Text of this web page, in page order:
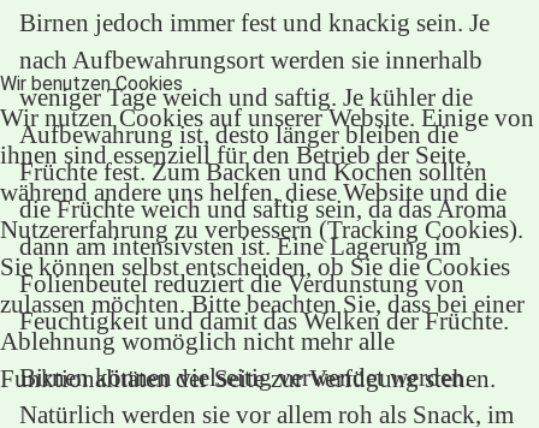
Birnen jedoch immer fest und knackig sein. Je
nach Aufbewahrungsort werden sie innerhalb
weniger Tage weich und saftig. Je kühler die
Aufbewahrung ist, desto länger bleiben die
Früchte fest. Zum Backen und Kochen sollten
die Früchte weich und saftig sein, da das Aroma
dann am intensivsten ist. Eine Lagerung im
Folienbeutel reduziert die Verdunstung von
Feuchtigkeit und damit das Welken der Früchte.
Birnen können vielseitig verwendet werden.
Natürlich werden sie vor allem roh als Snack, im
Wir benutzen Cookies
Wir nutzen Cookies auf unserer Website. Einige von
ihnen sind essenziell für den Betrieb der Seite,
während andere uns helfen, diese Website und die
Nutzererfahrung zu verbessern (Tracking Cookies).
Sie können selbst entscheiden, ob Sie die Cookies
zulassen möchten. Bitte beachten Sie, dass bei einer
Ablehnung womöglich nicht mehr alle
Funktionalitäten der Seite zur Verfügung stehen.